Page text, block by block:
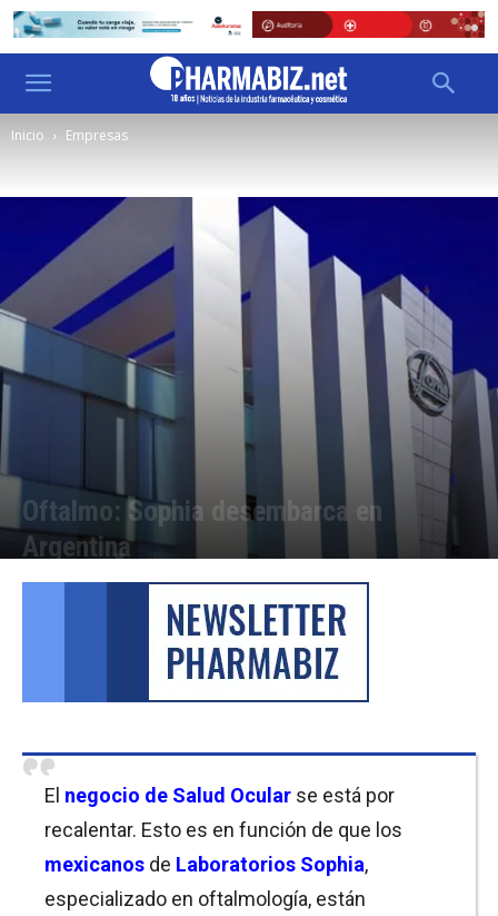
Inicio Empresas
Oftalmo: Sophia desembarca en
Argentina
Por Cristina Kroll - 09/11/2021 14:30
El negocio de Salud Ocular se está por
recalentar. Esto es en función de que los
mexicanos de Laboratorios Sophia,
especializado en oftalmología, están